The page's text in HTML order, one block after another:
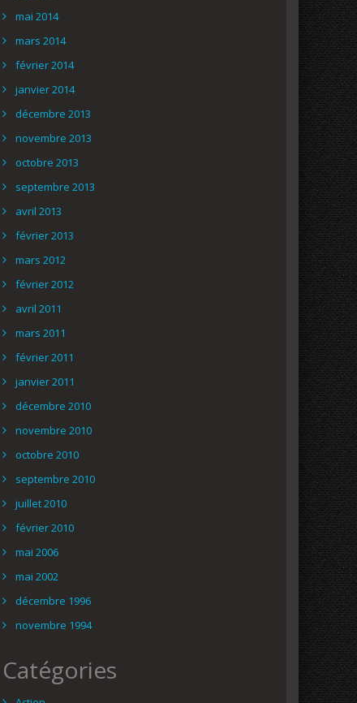
mai 2014
mars 2014
février 2014
janvier 2014
décembre 2013
novembre 2013
octobre 2013
septembre 2013
avril 2013
février 2013
mars 2012
février 2012
avril 2011
mars 2011
février 2011
janvier 2011
décembre 2010
novembre 2010
octobre 2010
septembre 2010
juillet 2010
février 2010
mai 2006
mai 2002
décembre 1996
novembre 1994
Catégories